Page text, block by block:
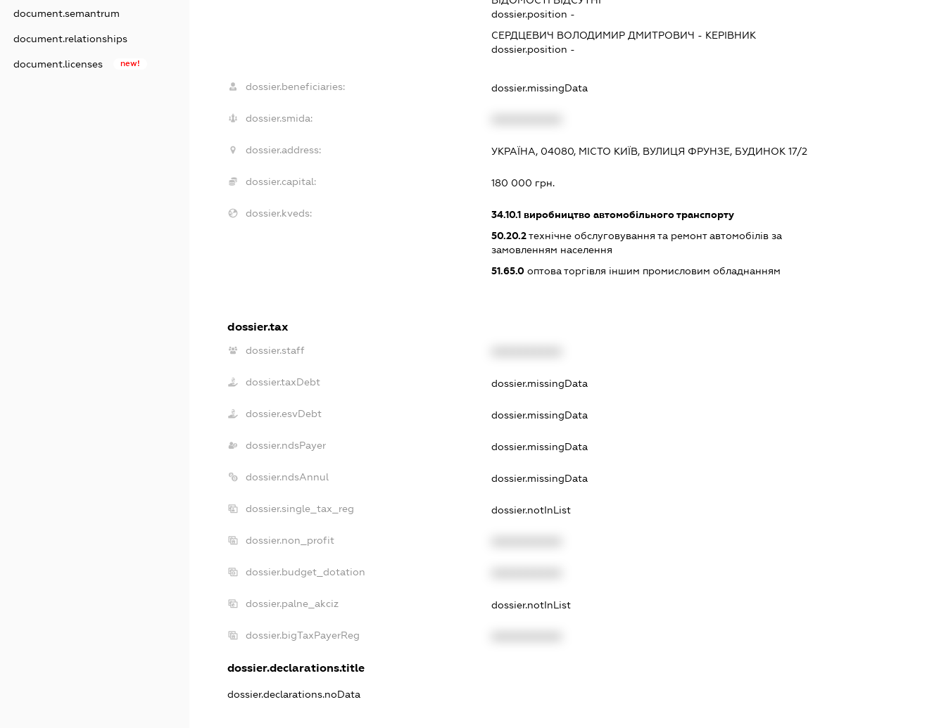
document.semantrum
document.relationships
document.licenses new!
dossier.position -
СЕРДЦЕВИЧ ВОЛОДИМИР ДМИТРОВИЧ - КЕРІВНИК
dossier.position -
dossier.beneficiaries: dossier.missingData
dossier.smida:
dossier.address: УКРАЇНА, 04080, МІСТО КИЇВ, ВУЛИЦЯ ФРУНЗЕ, БУДИНОК 17/2
dossier.capital: 180 000 грн.
dossier.kveds: 34.10.1виробництво автомобільного транспорту
50.20.2технічне обслуговування та ремонт автомобілів за
замовленням населення
51.65.0оптова торгівля іншим промисловим обладнанням
dossier.tax
dossier.staff
dossier.taxDebt dossier.missingData
dossier.esvDebt dossier.missingData
dossier.ndsPayer dossier.missingData
dossier.ndsAnnul dossier.missingData
dossier.single_tax_reg dossier.notInList
dossier.non_profit
dossier.budget_dotation
dossier.palne_akciz dossier.notInList
dossier.bigTaxPayerReg
dossier.declarations.title
dossier.declarations.noData